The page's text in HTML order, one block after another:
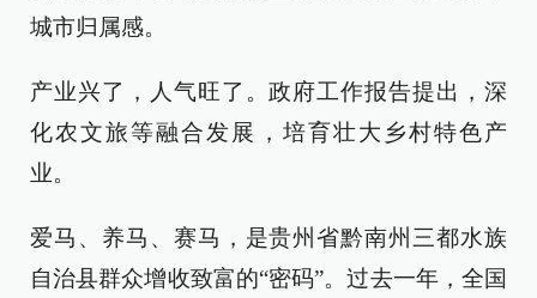
城市归属感。
产业兴了，人气旺了。政府工作报告提出，深
化农文旅等融合发展，培育壮大乡村特色产
业。
爱马、养马、赛马，是贵州省黔南州三都水族
自治县群众增收致富的“密码”。过去一年，全国